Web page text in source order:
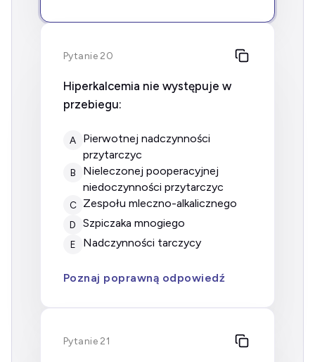
Pytanie 20
Hiperkalcemia nie występuje w
przebiegu:
A
pierwotnej nadczynności
przytarczyc
B
nieleczonej pooperacyjnej
niedoczynności przytarczyc
C zespołu mleczno-alkalicznego
D szpiczaka mnogiego
E nadczynności tarczycy
Poznaj poprawną odpowiedź
Pytanie 21